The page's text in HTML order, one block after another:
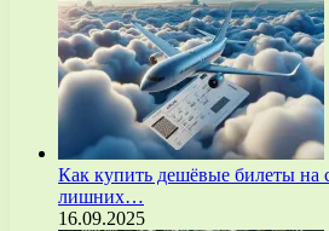
Как купить дешёвые билеты на
лишних…
16.09.2025